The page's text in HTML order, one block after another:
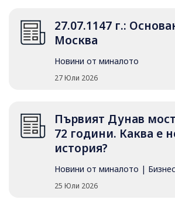
27.07.1147 г.:
Москва
Новини от миналото
27 Юли 2026
Първият Дунав
72 години. Каква е
история?
Новини от миналото |
25 Юли 2026